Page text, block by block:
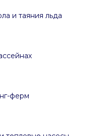
и таяния льда
ферм